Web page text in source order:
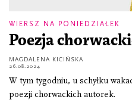
WIERSZ NA PONIEDZIAŁEK
Poezja
MAGDALENA KICIŃSKA
26.08.2024
W tym tygodniu, u schyłku
poezji chorwackich autorek.